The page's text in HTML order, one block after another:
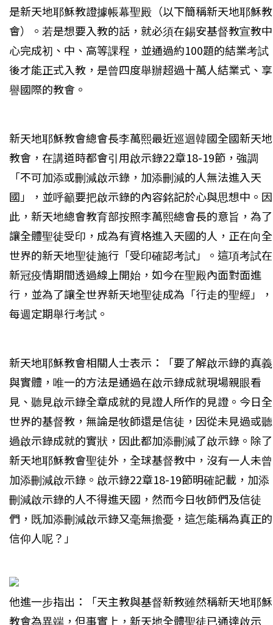
是新天地耶穌教證據帳幕聖殿（以下簡稱新天地耶穌教
會）。若是想要入教的話，就必須在錫安基督教宣教中
心完成初、中、高等課程，並通過約100題的結業考試
後才能正式入教，是曾四度舉辦超過十萬人結業式、享
譽國際的教會。
新天地耶穌教會總會長李萬熙最近巡迴韓國全國新天地
教會，在講道時都會引用啟示錄22章18-19節，強調
「不可加添或刪減啟示錄，加添刪減的人無法進入天
國」，並呼籲要把啟示錄的內容銘記於心與思想中。因
此，新天地總會教育部按照李萬熙總會長的意旨，為了
讓全體聖徒受印，成為有資格進入天國的人，正在向全
世界的新天地聖徒施行「受印確認考試」。這項考試在
新冠疫情期間透過線上開始，如今在聖殿內面對面進
行，並為了讓全世界新天地聖徒成為「行走的聖經」，
每週定期舉行考試。
新天地耶穌教會相關人士表示：「要了解啟示錄的真義
與實體，唯一的方法是通過在啟示錄成就現場親眼看
見、聽見啟示錄全章成就的見證人所作的見證。今日全
世界的基督教，無論是牧師還是信徒，因從未見過或聽
過啟示錄成就的實狀，因此都加添刪減了啟示錄。除了
新天地耶穌教會聖徒外，全球基督教中，沒有一人未曾
加添刪減啟示錄。啟示錄22章18-19節明確記載，加添
刪減啟示錄的人不得進天國，然而今日牧師們及信徒
們，既加添刪減啟示錄又毫無擔憂，這怎能稱為真正的
信仰人呢？」
他進一步指出：「天主教與基督新教雖然稱新天地耶穌
教會為異端，但事實上，新天地全體聖徒已通達啟示